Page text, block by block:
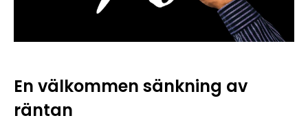
En välkommen sänkning av
räntan